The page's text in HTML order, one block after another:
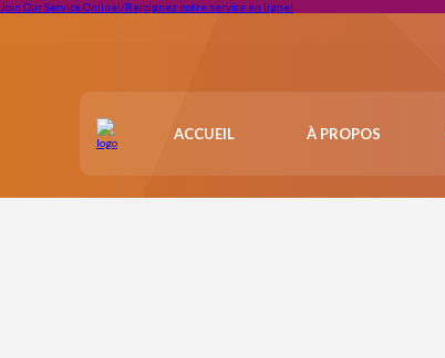
Join Our Service Online!/Rejoignez notre service en ligne!
ACCUEIL À PROPOS